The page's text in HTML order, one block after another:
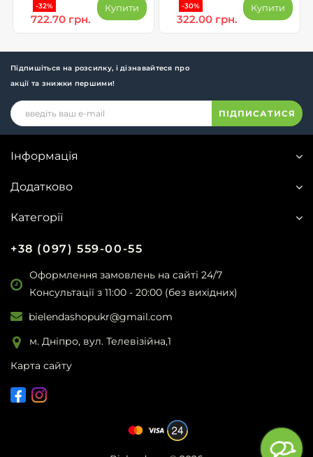
-32%
722.70 грн.
Купити -30%
322.00 грн.
Купити
Підпишіться на розсилку, і дізнавайтеся про
акції та знижки першими!
ПІДПИСАТИСЯ
Інформація
Додатково
Категорії
+38 (097) 559-00-55
Оформлення замовлень на сайті 24/7
Консультації з 11:00 - 20:00 (без вихідних)
bielendashopukr@gmail.com
м. Дніпро, вул. Телевізійна,1
Карта сайту